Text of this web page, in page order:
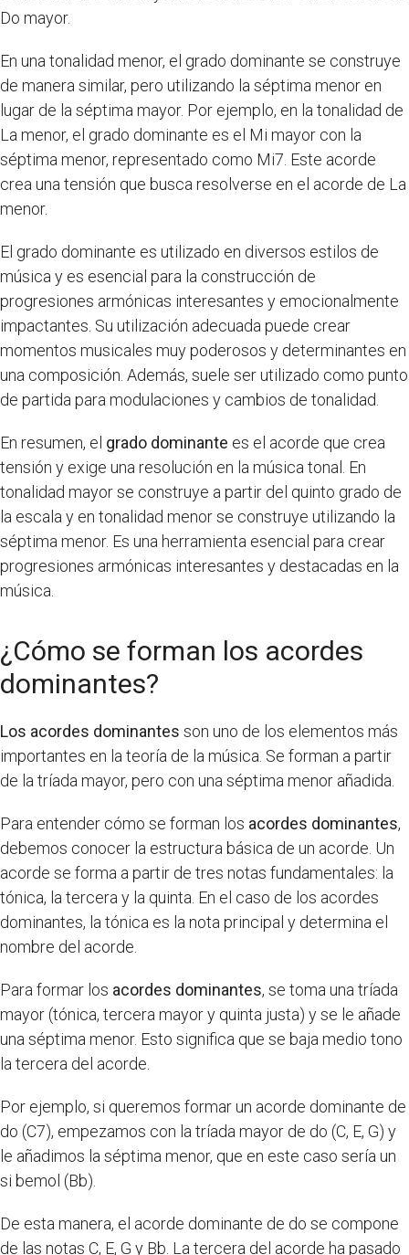
Do mayor.
En una tonalidad menor, el grado dominante se construye
de manera similar, pero utilizando la séptima menor en
lugar de la séptima mayor. Por ejemplo, en la tonalidad de
La menor, el grado dominante es el Mi mayor con la
séptima menor, representado como Mi7. Este acorde
crea una tensión que busca resolverse en el acorde de La
menor.
El grado dominante es utilizado en diversos estilos de
música y es esencial para la construcción de
progresiones armónicas interesantes y emocionalmente
impactantes. Su utilización adecuada puede crear
momentos musicales muy poderosos y determinantes en
una composición. Además, suele ser utilizado como punto
de partida para modulaciones y cambios de tonalidad.
En resumen, el grado dominante es el acorde que crea
tensión y exige una resolución en la música tonal. En
tonalidad mayor se construye a partir del quinto grado de
la escala y en tonalidad menor se construye utilizando la
séptima menor. Es una herramienta esencial para crear
progresiones armónicas interesantes y destacadas en la
música.
¿Cómo se forman los acordes
dominantes?
Los acordes dominantes son uno de los elementos más
importantes en la teoría de la música. Se forman a partir
de la tríada mayor, pero con una séptima menor añadida.
Para entender cómo se forman los acordes dominantes,
debemos conocer la estructura básica de un acorde. Un
acorde se forma a partir de tres notas fundamentales: la
tónica, la tercera y la quinta. En el caso de los acordes
dominantes, la tónica es la nota principal y determina el
nombre del acorde.
Para formar los acordes dominantes, se toma una tríada
mayor (tónica, tercera mayor y quinta justa) y se le añade
una séptima menor. Esto significa que se baja medio tono
la tercera del acorde.
Por ejemplo, si queremos formar un acorde dominante de
do (C7), empezamos con la tríada mayor de do (C, E, G) y
le añadimos la séptima menor, que en este caso sería un
si bemol (Bb).
De esta manera, el acorde dominante de do se compone
de las notas C, E, G y Bb. La tercera del acorde ha pasado